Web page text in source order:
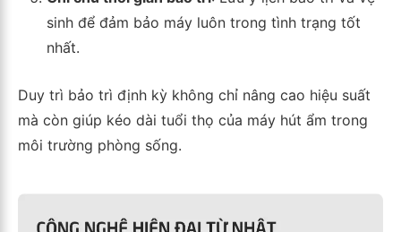
sinh để đảm bảo máy luôn trong tình trạng tốt
nhất.
Duy trì bảo trì định kỳ không chỉ nâng cao hiệu suất
mà còn giúp kéo dài tuổi thọ của máy hút ẩm trong
môi trường phòng sống.